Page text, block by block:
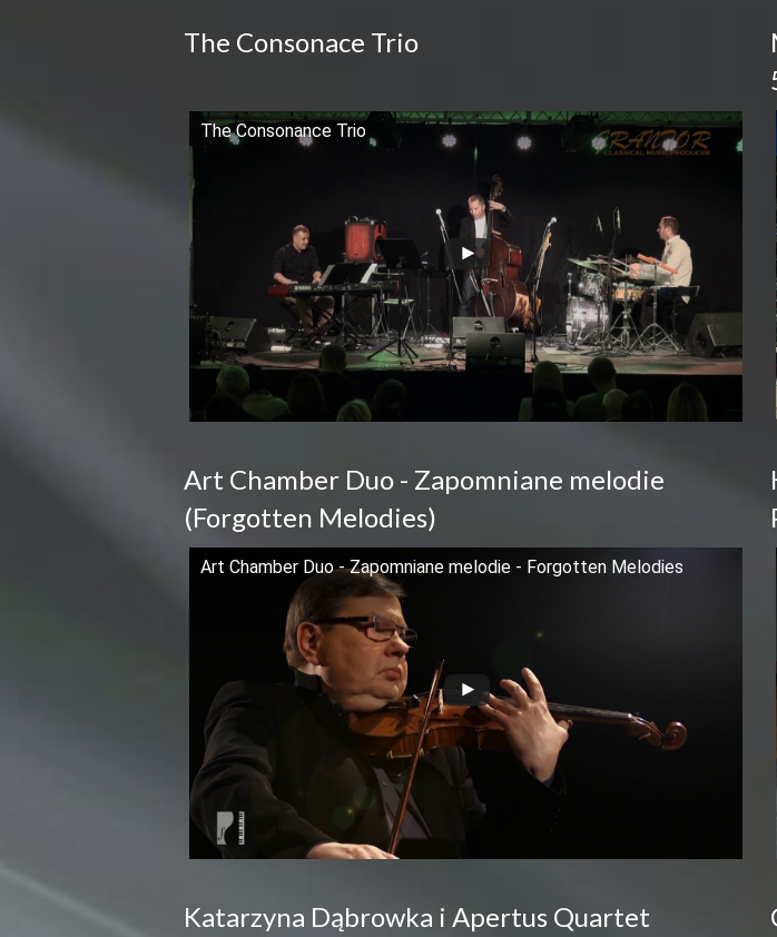
The Consonace Trio
The Consonance Trio
Art Chamber Duo - Zapomniane melodie
(Forgotten Melodies)
Art Chamber Duo - Zapomniane melodie - Forgotten Melodies
Katarzyna Dąbrowka i Apertus Quartet